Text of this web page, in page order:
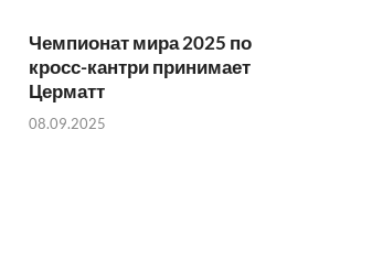
Чемпионат мира 2025 по
кросс-кантри принимает
Церматт
08.09.2025